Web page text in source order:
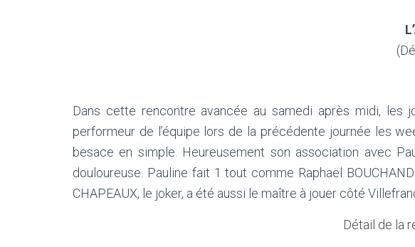
Dans cette rencontre avancée au samedi après midi, les
performeur de l’équipe lors de la précédente journée les
besace en simple. Heureusement son association avec
douloureuse. Pauline fait 1 tout comme Raphaël
CHAPEAUX, le joker, a été aussi le maître à jouer côté
Détail de la